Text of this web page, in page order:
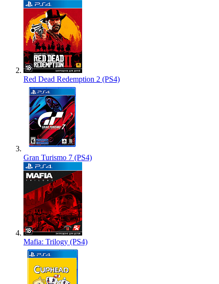
Red Dead Redemption 2 (PS4)
Gran Turismo 7 (PS4)
Mafia: Trilogy (PS4)